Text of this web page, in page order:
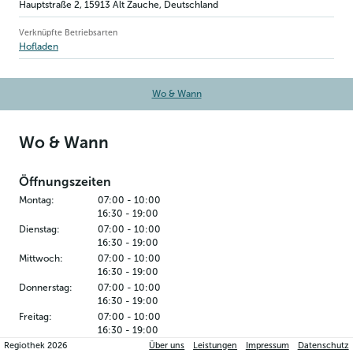
Hauptstraße 2, 15913 Alt Zauche, Deutschland
Verknüpfte Betriebsarten
Hofladen
Wo & Wann
Wo & Wann
Öffnungszeiten
Montag: 07:00 - 10:00
16:30 - 19:00
Dienstag: 07:00 - 10:00
16:30 - 19:00
Mittwoch: 07:00 - 10:00
16:30 - 19:00
Donnerstag: 07:00 - 10:00
16:30 - 19:00
Freitag: 07:00 - 10:00
16:30 - 19:00
Samstag: 11:00
Regiothek2026 Über uns Leistungen Impressum Datenschutz